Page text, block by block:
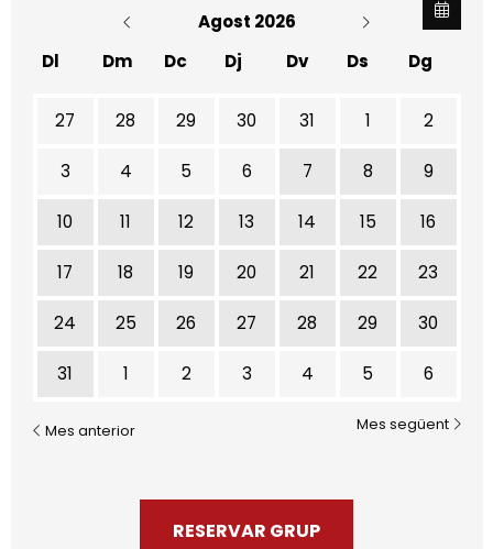
Agost 2026
Dl
Dm Dc Dj Dv Ds Dg
No hi ha cap activitat aquest mes
27 28 29 30 31 1 2
3 4 5 6 7 8 9
10 11 12 13 14 15 16
17 18 19 20 21 22 23
24 25 26 27 28 29 30
31 1 2 3 4 5 6
Mes anterior Mes següent
RESERVAR GRUP